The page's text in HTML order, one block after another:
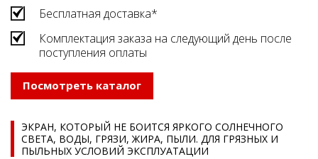
Бесплатная доставка*
Комплектация заказа на следующий день после
поступления оплаты
Посмотреть каталог
ЭКРАН, КОТОРЫЙ НЕ БОИТСЯ ЯРКОГО СОЛНЕЧНОГО
СВЕТА, ВОДЫ, ГРЯЗИ, ЖИРА, ПЫЛИ. ДЛЯ ГРЯЗНЫХ И
ПЫЛЬНЫХ УСЛОВИЙ ЭКСПЛУАТАЦИИ